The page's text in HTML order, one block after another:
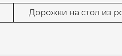
Дорожки на стол из